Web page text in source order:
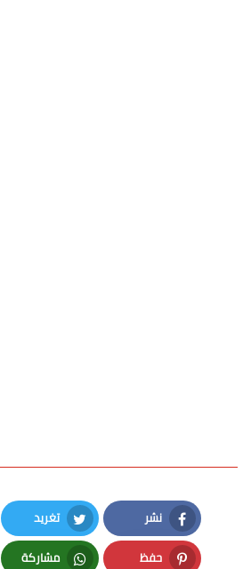
نشر
Facebook
تغريد
Twitter
حفظ مشاركة